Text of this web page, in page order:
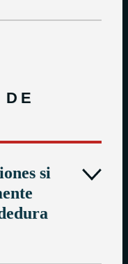
DE
si